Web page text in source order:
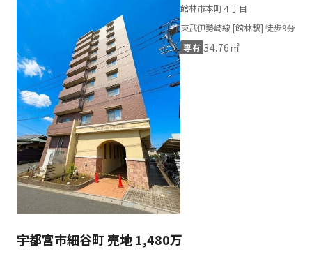
館林市本町４丁目
東武伊勢崎線 [館林駅] 徒歩9分
専有 34.76㎡
宇都宮市細谷町 売地 1,480万